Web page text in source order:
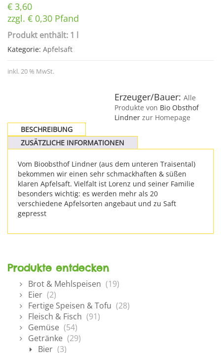
€ 3,60
zzgl. € 0,30 Pfand
Produkt enthält: 1 l
Kategorie: Apfelsaft
inkl. 20 % MwSt.
Erzeuger/Bauer:Alle
Produkte von Bio Obsthof
Lindnerzur Homepage
BESCHREIBUNG
ZUSÄTZLICHE INFORMATIONEN
Vom Bioobsthof Lindner (aus dem unteren Traisental)
bekommen wir einen sehr schmackhaften & süßen
klaren Apfelsaft. Vielfalt ist Lorenz und seiner Familie
besonders wichtig: es werden mehr als 20
verschiedene Apfelsorten angebaut und zu Saft
gepresst
Produkte entdecken
Brot & Mehlspeisen (19)
Eier (2)
Fertige Speisen & Tofu (28)
Fleisch & Fisch (91)
Gemüse (54)
Getränke (29)
Bier (3)